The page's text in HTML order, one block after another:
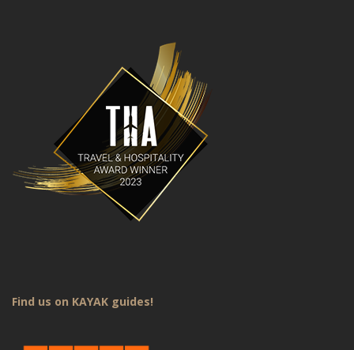
Find us on KAYAK guides!